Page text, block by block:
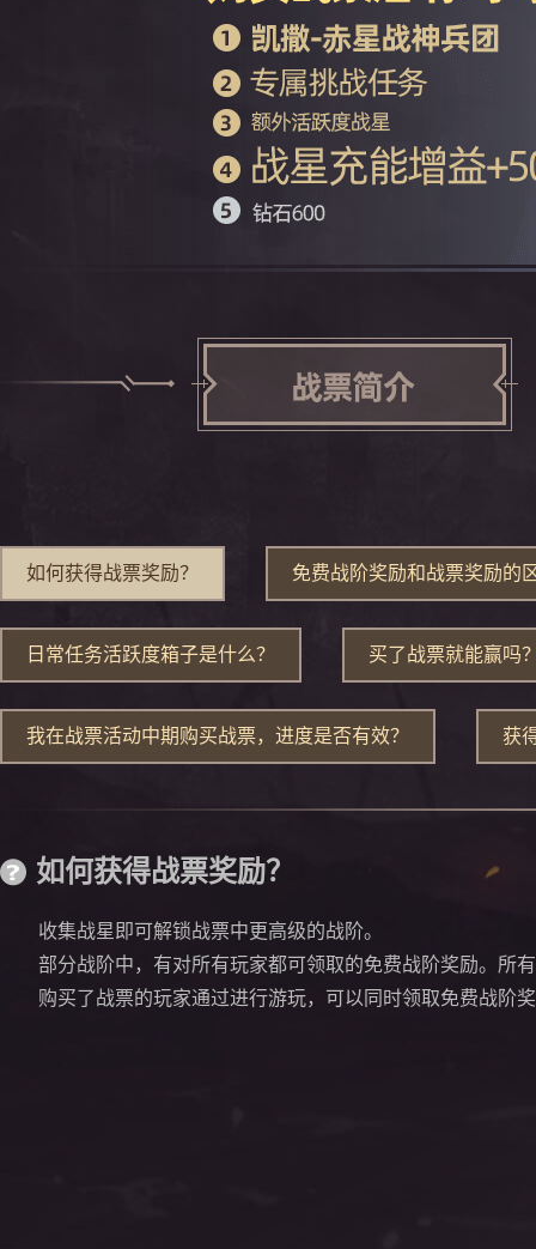
如何获得战票奖励？ 免费战阶奖励和战票奖励的
日常任务活跃度箱子是什么？ 买了战票就能赢吗
我在战票活动中期购买战票，进度是否有效？ 获
如何获得战票奖励？
收集战星即可解锁战票中更高级的战阶。
部分战阶中，有对所有玩家都可领取的免费战阶奖励。所
购买了战票的玩家通过进行游玩，可以同时领取免费战阶